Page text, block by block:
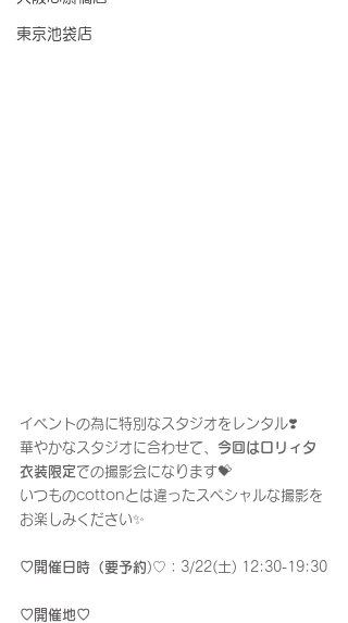
東京池袋店
イベントの為に特別なスタジオをレンタル❣️
華やかなスタジオに合わせて、 今回はロリィタ
衣装限定での撮影会になります💝
いつものcottonとは違ったスペシャルな撮影を
お楽しみください✨
♡開催日時（要予約)♡：3/22(土) 12:30-19:30
♡開催地♡